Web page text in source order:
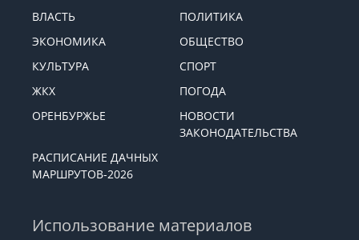
ВЛАСТЬ
ПОЛИТИКА
ЭКОНОМИКА
ОБЩЕСТВО
КУЛЬТУРА
СПОРТ
ЖКХ
ПОГОДА
ОРЕНБУРЖЬЕ
НОВОСТИ
ЗАКОНОДАТЕЛЬСТВА
РАСПИСАНИЕ ДАЧНЫХ
МАРШРУТОВ-2026
Использование материалов